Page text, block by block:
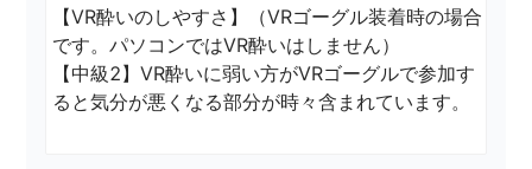
【VR酔いのしやすさ】（VRゴーグル装着時の場合
です。パソコンではVR酔いはしません）
【中級2】VR酔いに弱い方がVRゴーグルで参加す
ると気分が悪くなる部分が時々含まれています。